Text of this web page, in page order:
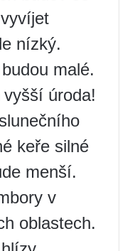
nízký.
malé.
úroda!
keře silné
menší.
v
oblastech.